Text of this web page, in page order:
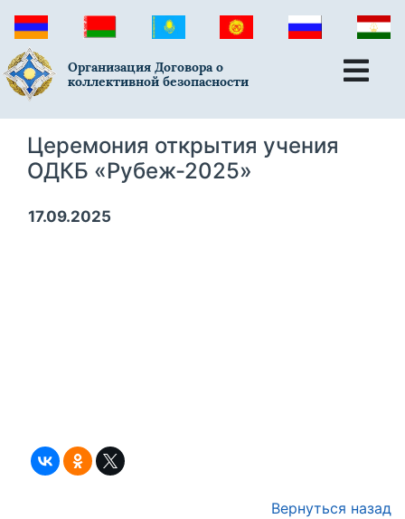
Организация Договора о
коллективной безопасности
Церемония открытия учения
ОДКБ «Рубеж-2025»
17.09.2025
Вернуться назад